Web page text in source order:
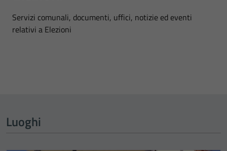
Dettagli dell'argomento
Servizi comunali, documenti, uffici, notizie ed eventi
relativi a Elezioni
Luoghi